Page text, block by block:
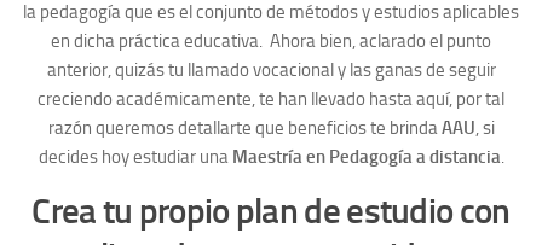
la pedagogía que es el conjunto de métodos y estudios aplicables
en dicha práctica educativa. Ahora bien, aclarado el punto
anterior, quizás tu llamado vocacional y las ganas de seguir
creciendo académicamente, te han llevado hasta aquí, por tal
razón queremos detallarte que beneficios te brindaAAU,si
decides hoy estudiar unaMaestría en Pedagogía a distancia.
Crea tu propio plan de estudio con